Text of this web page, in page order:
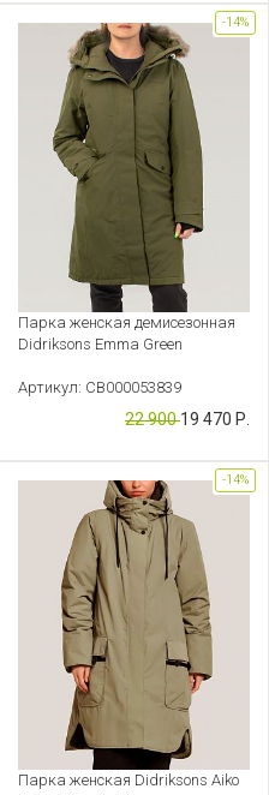
Парка женская демисезонная
Didriksons Emma Green
Артикул: CB000053839
22 90019 470 Р.
-14%
Парка женская Didriksons Aiko
-14%